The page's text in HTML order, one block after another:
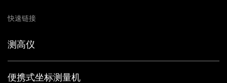
快速链接
测高仪
便携式坐标测量机